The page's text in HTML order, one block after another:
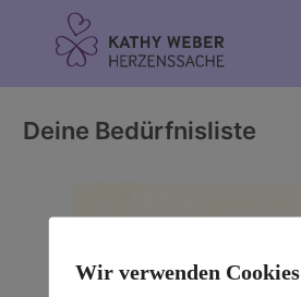
Deine Bedürfnisliste
Wir verwenden Cookies